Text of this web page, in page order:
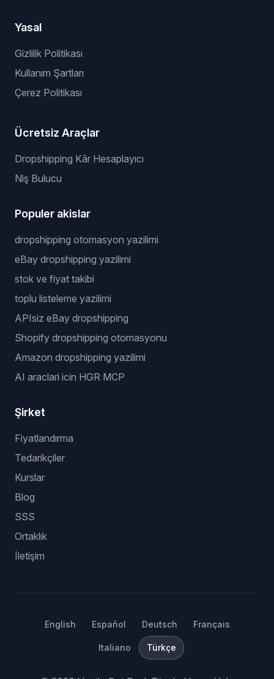
Yasal
Gizlilik Politikası
Kullanım Şartları
Çerez Politikası
Ücretsiz Araçlar
Dropshipping Kâr Hesaplayıcı
Niş Bulucu
Populer akislar
dropshipping otomasyon yazilimi
eBay dropshipping yazilimi
stok ve fiyat takibi
toplu listeleme yazilimi
APIsiz eBay dropshipping
Shopify dropshipping otomasyonu
Amazon dropshipping yazilimi
AI araclari icin HGR MCP
Şirket
Fiyatlandırma
Tedarikçiler
Kurslar
Blog
SSS
Ortaklık
İletişim
English Español Deutsch Français
Italiano Türkçe